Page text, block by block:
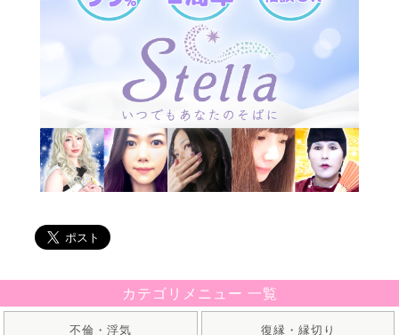
カテゴリメニュー 一覧
不倫・浮気 復縁・縁切り